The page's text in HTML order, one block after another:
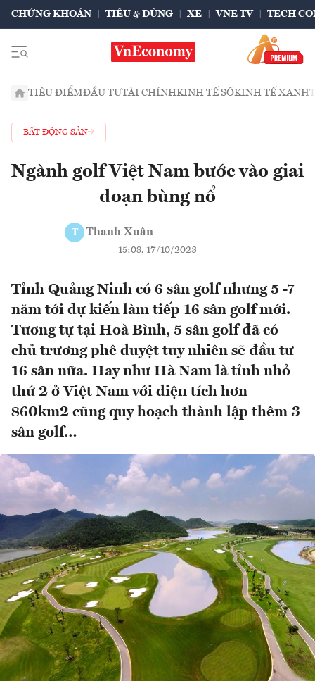
CHỨNG KHOÁN TIÊU & DÙNG XE VNE TV TECH
TIÊU ĐIỂMĐẦU TƯTÀI CHÍNHKINH TẾ SỐKINH TẾ XANH
BẤT ĐỘNG SẢN
Ngành golf Việt Nam bước vào giai
đoạn bùng nổ
T Thanh Xuân
15:08, 17/10/2023
Tỉnh Quảng Ninh có 6 sân golf nhưng 5 -7
năm tới dự kiến làm tiếp 16 sân golf mới.
Tương tự tại Hoà Bình, 5 sân golf đã có
chủ trương phê duyệt tuy nhiên sẽ đầu tư
16 sân nữa. Hay như Hà Nam là tỉnh nhỏ
thứ 2 ở Việt Nam với diện tích hơn
860km2 cũng quy hoạch thành lập thêm 3
sân golf…